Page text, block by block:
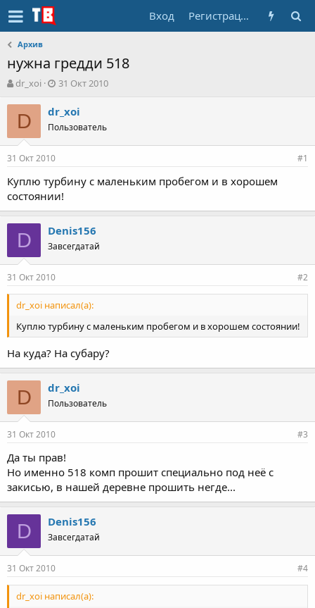
Вход Регистрация
Архив
нужна гредди 518
А
т
т
е
ы
dr_xoi
Д
т
а
н
а
л
а
31 Окт 2010
D dr_xoi
Пользователь
31 Окт 2010 #1
Куплю турбину с маленьким пробегом и в хорошем
состоянии!
D Denis156
Завсегдатай
31 Окт 2010 #2
dr_xoi написал(а):
Куплю турбину с маленьким пробегом и в хорошем состоянии!
На куда? На субару?
D dr_xoi
Пользователь
31 Окт 2010 #3
Да ты прав!
Но именно 518 комп прошит специально под неё с
закисью, в нашей деревне прошить негде...
D Denis156
Завсегдатай
31 Окт 2010 #4
dr_xoi написал(а):